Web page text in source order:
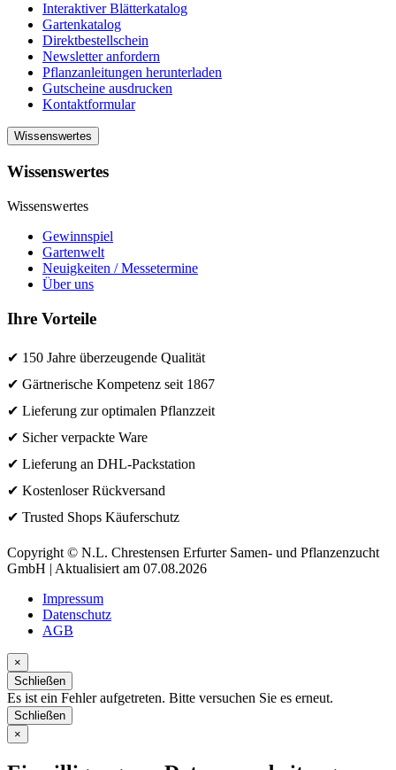
Interaktiver Blätterkatalog
Gartenkatalog
Direktbestellschein
Newsletter anfordern
Pflanzanleitungen herunterladen
Gutscheine ausdrucken
Kontaktformular
Wissenswertes
Wissenswertes
Wissenswertes
Gewinnspiel
Gartenwelt
Neuigkeiten / Messetermine
Über uns
Ihre Vorteile
✔ 150 Jahre überzeugende Qualität
✔ Gärtnerische Kompetenz seit 1867
✔ Lieferung zur optimalen Pflanzzeit
✔ Sicher verpackte Ware
✔ Lieferung an DHL-Packstation
✔ Kostenloser Rückversand
✔ Trusted Shops Käuferschutz
Copyright © N.L. Chrestensen Erfurter Samen- und Pflanzenzucht
GmbH | Aktualisiert am 07.08.2026
Impressum
Datenschutz
AGB
×
Schließen
Es ist ein Fehler aufgetreten. Bitte versuchen Sie es erneut.
Schließen
×